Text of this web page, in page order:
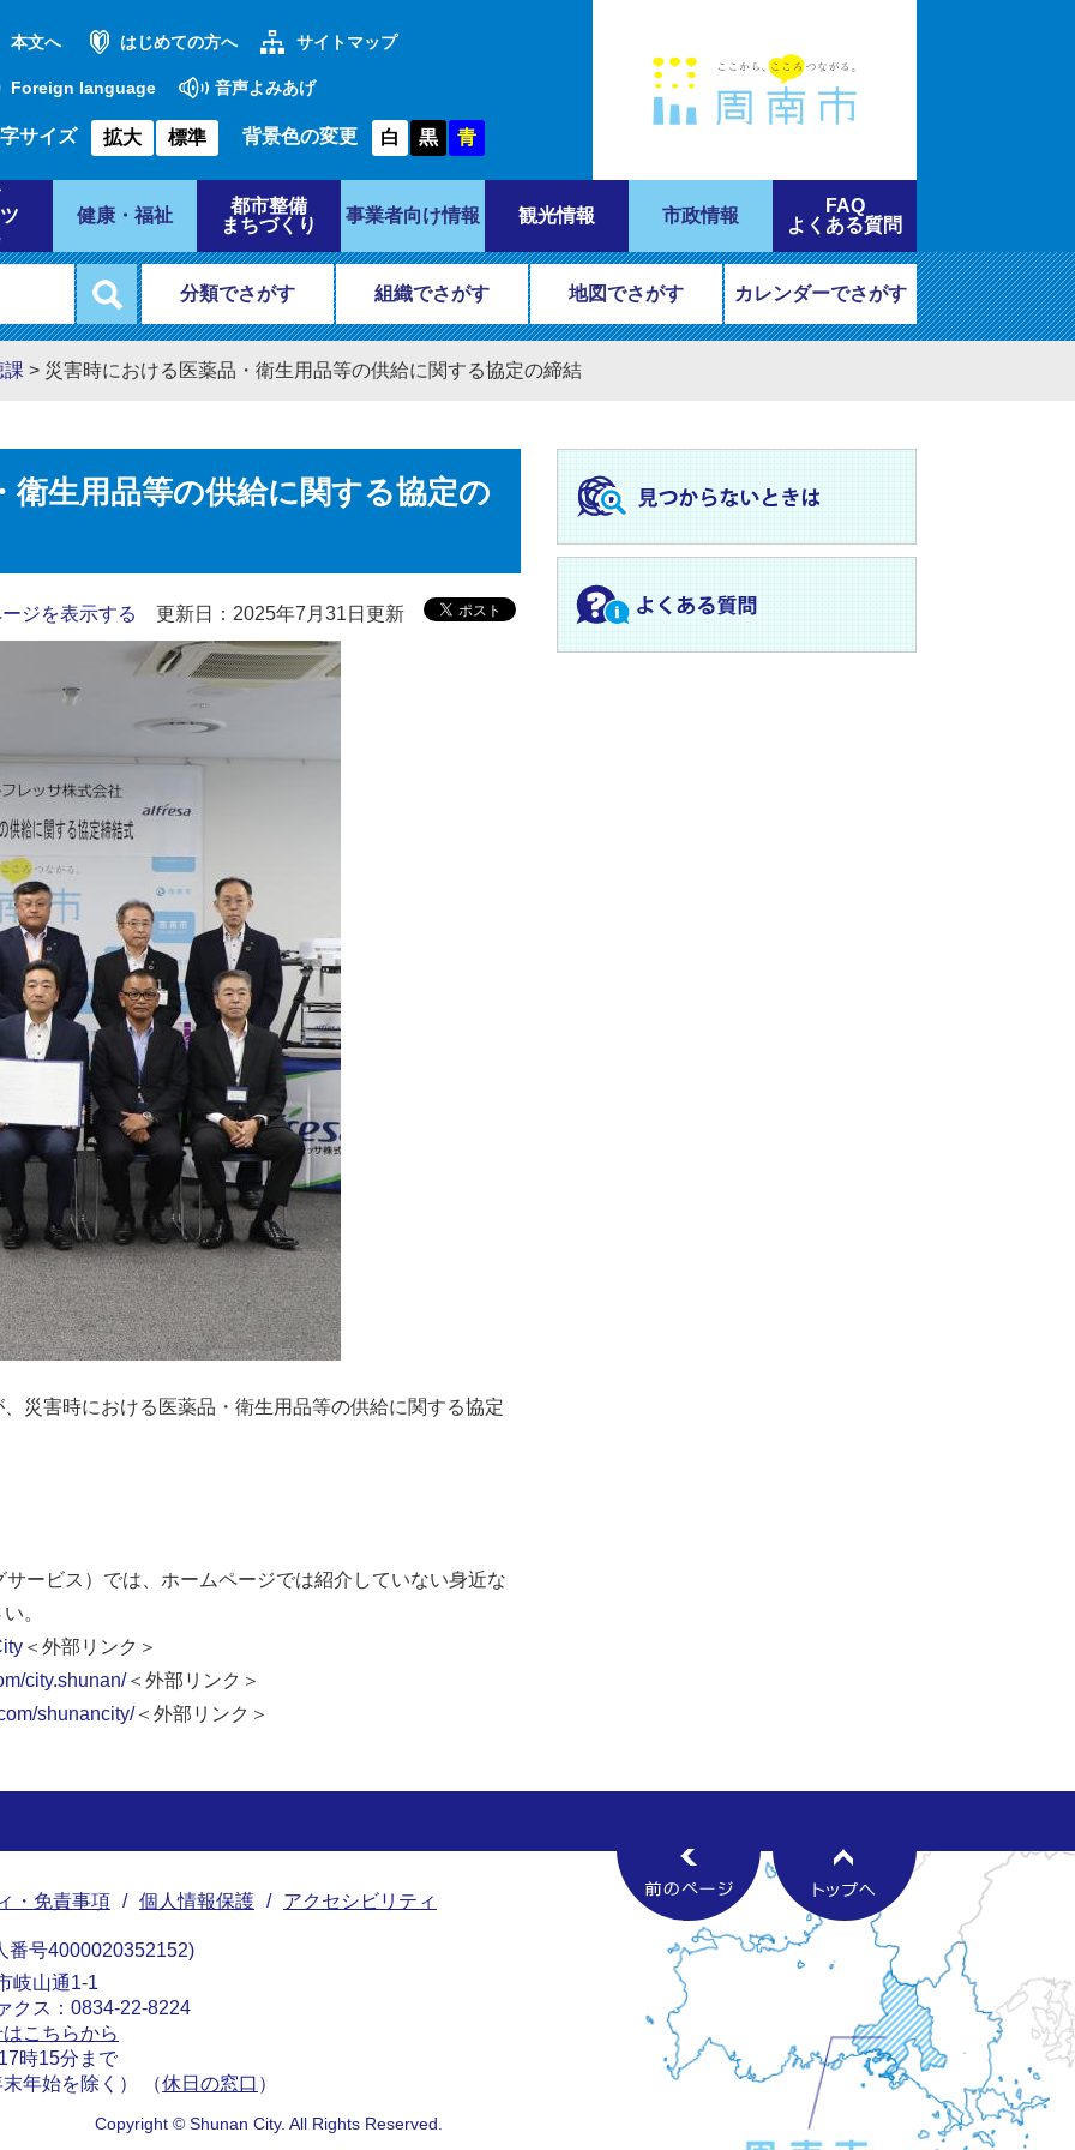
本文へ はじめての方へ サイトマップ
Foreign language 音声よみあげ
サイズ 拡大 標準 背景色の変更 白 黒 青
健康・福祉
都市整備
まちづくり
事業者向け情報 観光情報 市政情報
FAQ
よくある質問
分類でさがす 組織でさがす 地図でさがす カレンダーでさがす
課 > 災害時における医薬品・衛生用品等の供給に関する協定の締結
衛生用品等の供給に関する協定の
ジを表示する 更新日：2025年7月31日更新
災害時における医薬品・衛生用品等の供給に関する協定
ービス）では、ホームページでは紹介していない身近な
。
＜外部リンク＞
city.shunan/＜外部リンク＞
shunancity/＜外部リンク＞
・免責事項 個人情報保護 アクセシビリティ
番号4000020352152
岐山通1-1
クス：0834-22-8224
こちらから
時15分まで
年始を除く） （休日の窓口 ）
Copyright © Shunan City. All Rights Reserved.